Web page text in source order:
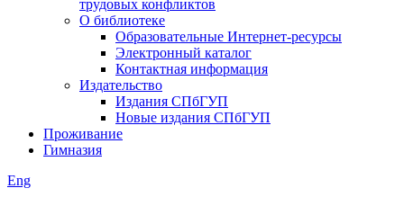
трудовых конфликтов
О библиотеке
Образовательные Интернет-ресурсы
Электронный каталог
Контактная информация
Издательство
Издания СПбГУП
Новые издания СПбГУП
Проживание
Гимназия
Eng